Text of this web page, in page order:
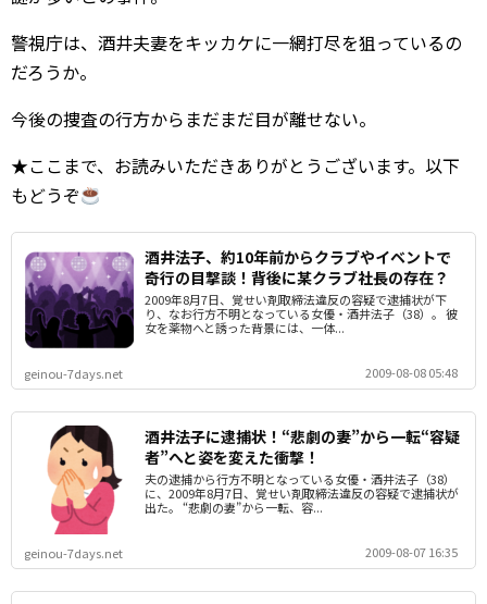
警視庁は、酒井夫妻をキッカケに一網打尽を狙っているの
だろうか。
今後の捜査の行方からまだまだ目が離せない。
★ここまで、お読みいただきありがとうございます。以下
もどうぞ
酒井法子、約10年前からクラブやイベントで
奇行の目撃談！背後に某クラブ社長の存在？
2009年8月7日、覚せい剤取締法違反の容疑で逮捕状が下
り、なお行方不明となっている女優・酒井法子（38）。 彼
女を薬物へと誘った背景には、一体...
geinou-7days.net 2009-08-08 05:48
酒井法子に逮捕状！“悲劇の妻”から一転“容疑
者”へと姿を変えた衝撃！
夫の逮捕から行方不明となっている女優・酒井法子（38）
に、2009年8月7日、覚せい剤取締法違反の容疑で逮捕状が
出た。 “悲劇の妻”から一転、容...
geinou-7days.net 2009-08-07 16:35